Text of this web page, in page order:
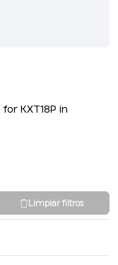
KXT18P in
Limpiar filtros